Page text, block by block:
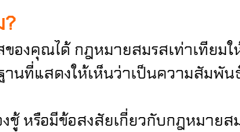
?
คุณได้ กฎหมายสมรสเท่าเทียมใ
ที่แสดงให้เห็นว่าเป็นความสัมพัน
หรือมีข้อสงสัยเกี่ยวกับกฎหมายส